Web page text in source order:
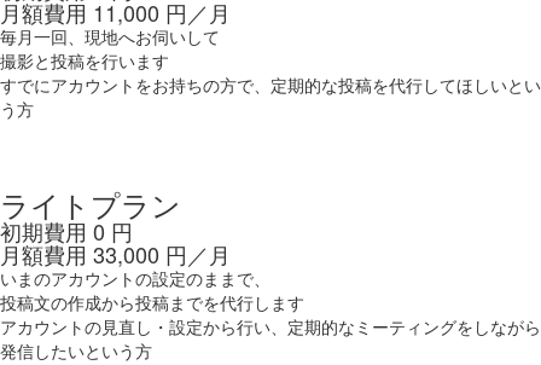
月額費用 11,000 円／月
毎月一回、現地へお伺いして
撮影と投稿を行います
すでにアカウントをお持ちの方で、定期的な投稿を代行してほしいとい
う方
ライトプラン
初期費用 0 円
月額費用 33,000 円／月
いまのアカウントの設定のままで、
投稿文の作成から投稿までを代行します
アカウントの見直し・設定から行い、定期的なミーティングをしながら
発信したいという方